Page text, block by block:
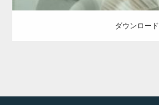
ダウンロード